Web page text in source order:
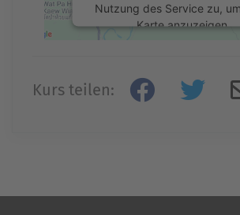
Nutzung des Service zu,
Karte anzuzeigen.
Kurs teilen: